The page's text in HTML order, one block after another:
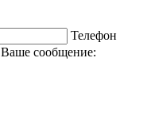
Телефон
Ваше сообщение: